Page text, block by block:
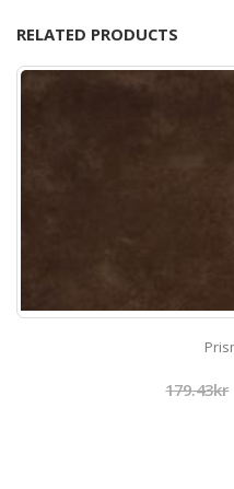
RELATED PRODUCTS
179.43kr